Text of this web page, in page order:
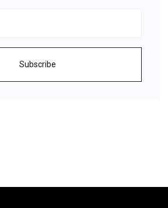
Subscribe